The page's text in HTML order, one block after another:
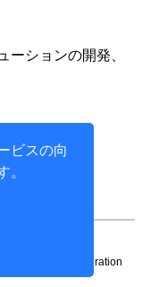
ビスの向
。
ーションの開発、
SYSTEMS Corporation